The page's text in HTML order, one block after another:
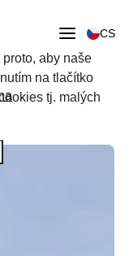
CS
aby naše
na tlačítko
tj. malých